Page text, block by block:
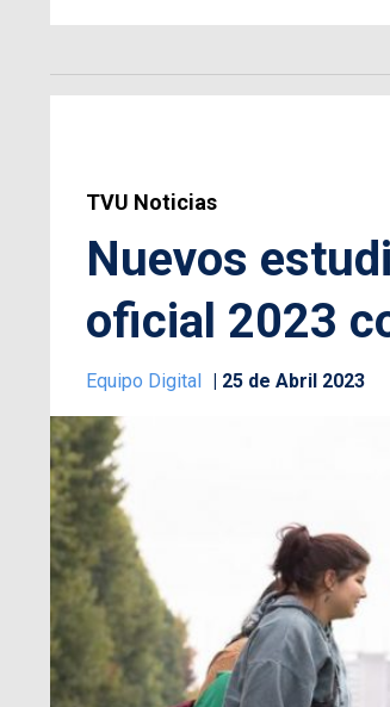
TVU Noticias
Nuevos
oficial 2023
Equipo Digital 25 de Abril 2023